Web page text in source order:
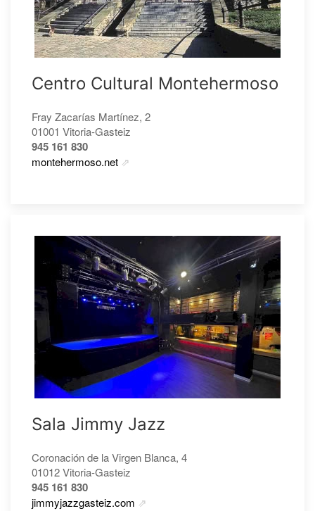
Centro Cultural Montehermoso
Fray Zacarías Martínez, 2
01001 Vitoria-Gasteiz
945 161 830
montehermoso.net
Sala Jimmy Jazz
Coronación de la Virgen Blanca, 4
01012 Vitoria-Gasteiz
945 161 830
jimmyjazzgasteiz.com